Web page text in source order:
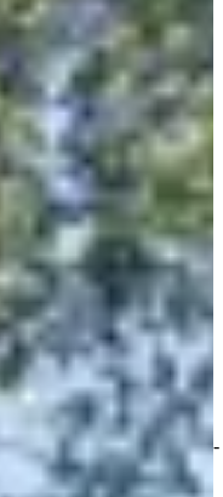
celebrar tu día sobre
14:00 horas: ¡perfecto
14:00 horas: un poco
locos para motivarte.
13:30 horas: ¡para los
aquí](The roads are